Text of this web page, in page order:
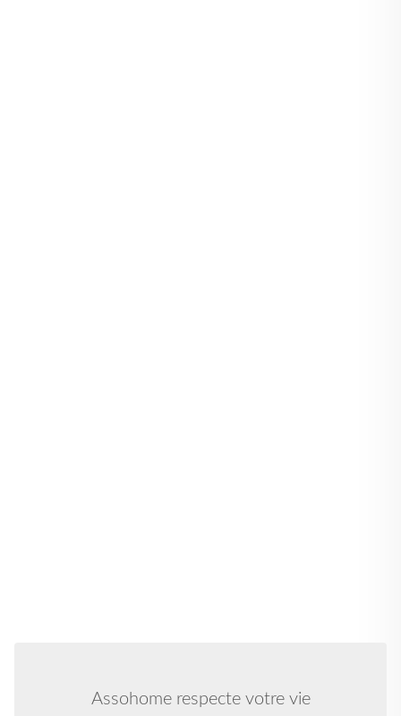
Assohome respecte votre vie